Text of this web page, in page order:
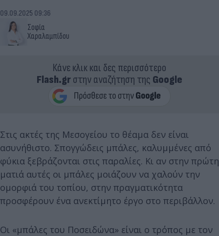
Σοφία
Χαραλαμπίδου
09.09.2025 09:36
Κάνε κλικ και δες περισσότερο
Flash.grστην αναζήτηση της Google
Στις ακτές της Μεσογείου το θέαμα δεν είναι
ασυνήθιστο. Σπογγώδεις μπάλες, καλυμμένες από
φύκια ξεβράζονται στις παραλίες. Κι αν στην πρώτη
ματιά αυτές οι μπάλες μοιάζουν να χαλούν την
ομορφιά του τοπίου, στην πραγματικότητα
προσφέρουν ένα ανεκτίμητο έργο στο περιβάλλον.
Οι «μπάλες του Ποσειδώνα» είναι ο τρόπος με τον